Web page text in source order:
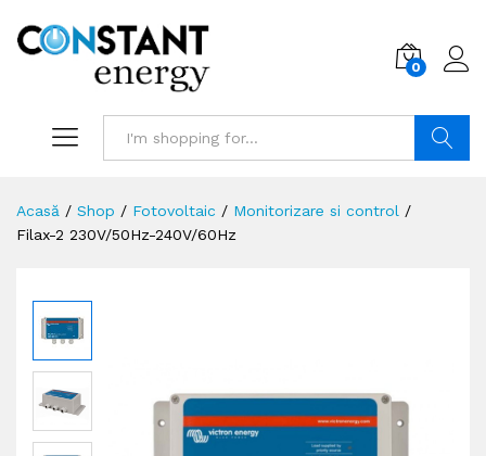
0
Acasă / Shop / Fotovoltaic / Monitorizare si control /
Filax-2 230V/50Hz-240V/60Hz